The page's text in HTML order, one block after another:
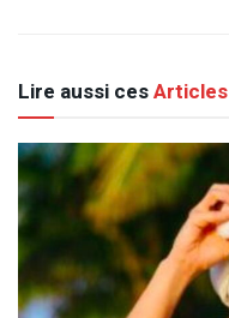
Lire aussi cesArticles